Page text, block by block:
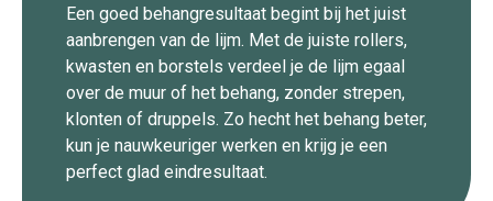
Een goed behangresultaat begint bij het juist
aanbrengen van de lijm. Met de juiste rollers,
kwasten en borstels verdeel je de lijm egaal
over de muur of het behang, zonder strepen,
klonten of druppels. Zo hecht het behang beter,
kun je nauwkeuriger werken en krijg je een
perfect glad eindresultaat.